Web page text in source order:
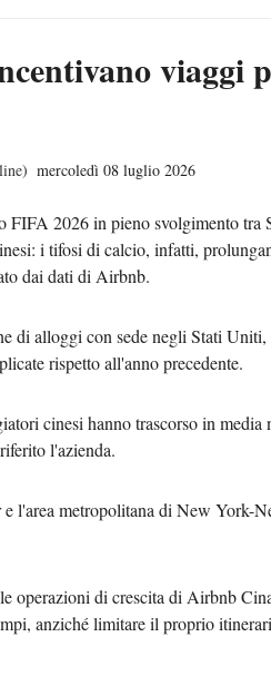
viaggi
) mercoledì 08 luglio 2026
FIFA 2026 in pieno svolgimento tra
i tifosi di calcio, infatti,
dai dati di Airbnb.
di alloggi con sede negli Stati
rispetto all'anno precedente.
cinesi hanno trascorso in
l'azienda.
l'area metropolitana di New York-
operazioni di crescita di Airbnb
anziché limitare il proprio